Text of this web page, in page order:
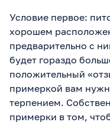
Условие первое:
хорошем
предварительно с
будет гораздо
положительный
примеркой вам
терпением.
примерки в том,